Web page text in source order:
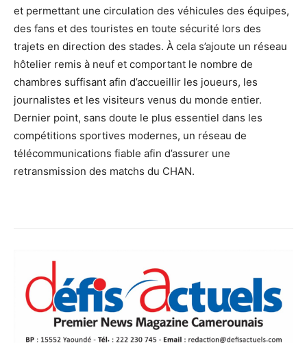
et permettant une circulation des véhicules des équipes,
des fans et des touristes en toute sécurité lors des
trajets en direction des stades. À cela s’ajoute un réseau
hôtelier remis à neuf et comportant le nombre de
chambres suffisant afin d’accueillir les joueurs, les
journalistes et les visiteurs venus du monde entier.
Dernier point, sans doute le plus essentiel dans les
compétitions sportives modernes, un réseau de
télécommunications fiable afin d’assurer une
retransmission des matchs du CHAN.